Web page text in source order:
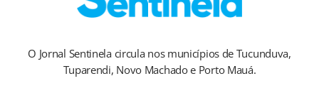
O Jornal Sentinela circula nos municípios de Tucunduva,
Tuparendi, Novo Machado e Porto Mauá.